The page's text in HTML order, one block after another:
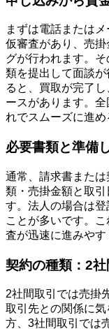
まずは電話または
仮審査があり、売
グが行われます。
類を提出して面談
ると、買取が完了
ースがあります。
れでスムーズに進め
必要書類と準備
通常、請求書また
類・売掛金額と取
す。法人の場合は
ことが多いです。
査が迅速に進みやす
契約の種類：2社
2社間取引では売掛
取引先との関係に
方、3社間取引では